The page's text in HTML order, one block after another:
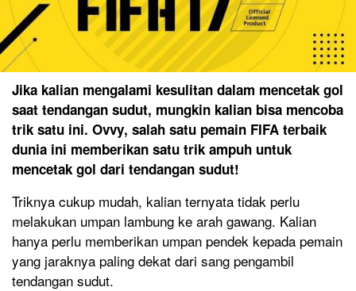
Jika kalian mengalami kesulitan dalam mencetak gol
saat tendangan sudut, mungkin kalian bisa mencoba
trik satu ini. Ovvy, salah satu pemain FIFA terbaik
dunia ini memberikan satu trik ampuh untuk
mencetak gol dari tendangan sudut!
Triknya cukup mudah, kalian ternyata tidak perlu
melakukan umpan lambung ke arah gawang. Kalian
hanya perlu memberikan umpan pendek kepada pemain
yang jaraknya paling dekat dari sang pengambil
tendangan sudut.